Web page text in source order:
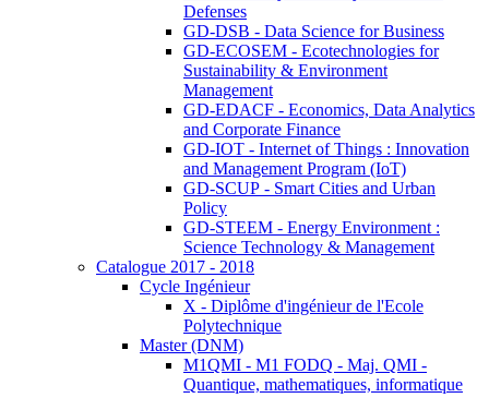
Defenses
GD-DSB - Data Science for Business
GD-ECOSEM - Ecotechnologies for
Sustainability & Environment
Management
GD-EDACF - Economics, Data Analytics
and Corporate Finance
GD-IOT - Internet of Things : Innovation
and Management Program (IoT)
GD-SCUP - Smart Cities and Urban
Policy
GD-STEEM - Energy Environment :
Science Technology & Management
Catalogue 2017 - 2018
Cycle Ingénieur
X - Diplôme d'ingénieur de l'Ecole
Polytechnique
Master (DNM)
M1QMI - M1 FODQ - Maj. QMI -
Quantique, mathematiques, informatique